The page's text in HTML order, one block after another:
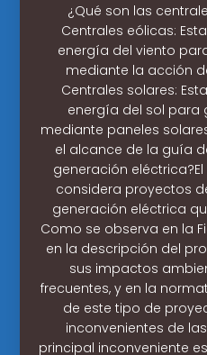
¿Qué son las
Centrales eólicas:
energía del viento
mediante la acción
Centrales solares:
energía del sol para
mediante paneles
el alcance de la guía
generación
considera proyectos
generación eléctrica
Como se observa en la
en la descripción del
sus impactos
frecuentes, y en la
de este tipo de
inconvenientes de
principal inconveniente